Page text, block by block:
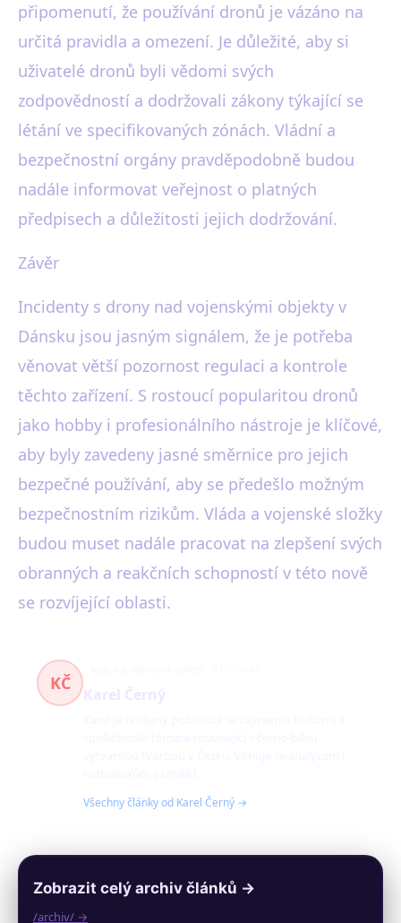
připomenutí, že používání dronů je vázáno na
určitá pravidla a omezení. Je důležité, aby si
uživatelé dronů byli vědomi svých
zodpovědností a dodržovali zákony týkající se
létání ve specifikovaných zónách. Vládní a
bezpečnostní orgány pravděpodobně budou
nadále informovat veřejnost o platných
předpisech a důležitosti jejich dodržování.
Závěr
Incidenty s drony nad vojenskými objekty v
Dánsku jsou jasným signálem, že je potřeba
věnovat větší pozornost regulaci a kontrole
těchto zařízení. S rostoucí popularitou dronů
jako hobby i profesionálního nástroje je klíčové,
aby byly zavedeny jasné směrnice pro jejich
bezpečné používání, aby se předešlo možným
bezpečnostním rizikům. Vláda a vojenské složky
budou muset nadále pracovat na zlepšení svých
obranných a reakčních schopností v této nově
se rozvíjející oblasti.
KČ
Všechny články od Karel Černý →
Zobrazit celý archiv článků →
/archiv/ →